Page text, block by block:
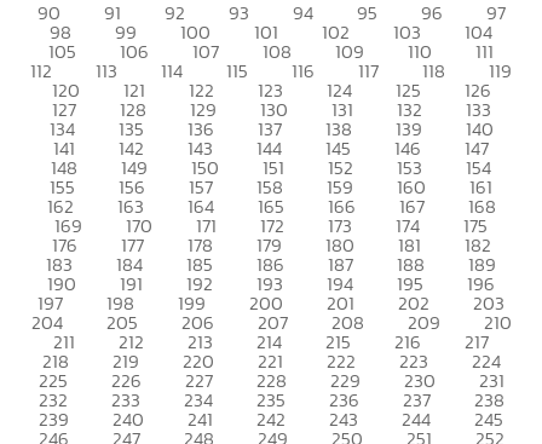
90 91 92 93 94 95 96 97
98 99 100 101 102 103 104
105 106 107 108 109 110 111
112 113 114 115 116 117 118 119
120 121 122 123 124 125 126
127 128 129 130 131 132 133
134 135 136 137 138 139 140
141 142 143 144 145 146 147
148 149 150 151 152 153 154
155 156 157 158 159 160 161
162 163 164 165 166 167 168
169 170 171 172 173 174 175
176 177 178 179 180 181 182
183 184 185 186 187 188 189
190 191 192 193 194 195 196
197 198 199 200 201 202 203
204 205 206 207 208 209 210
211 212 213 214 215 216 217
218 219 220 221 222 223 224
225 226 227 228 229 230 231
232 233 234 235 236 237 238
239 240 241 242 243 244 245
246 247 248 249 250 251 252